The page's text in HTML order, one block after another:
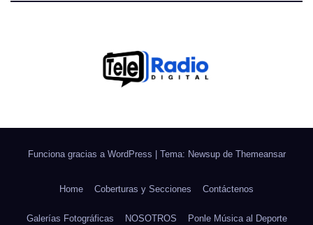
Funciona gracias a WordPress Tema: Newsup de Themeansar
Home Coberturas y Secciones Contáctenos
Galerías Fotográficas NOSOTROS Ponle Música al Deporte